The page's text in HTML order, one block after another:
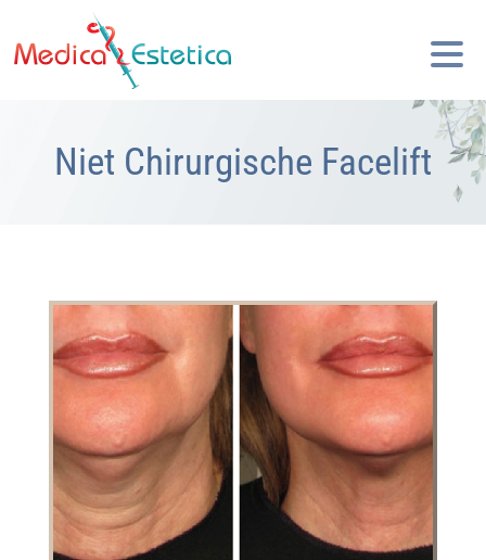
Niet Chirurgische Facelift